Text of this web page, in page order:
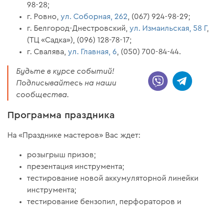
98-28;
г. Ровно,ул. Соборная, 262 , (067) 924-98-29;
г. Белгород-Днестровский,ул. Измаильская, 58 Г,
(ТЦ «Садка»), (096) 128-78-17;
г. Свалява,ул. Главная, 6 , (050) 700-84-44.
Будьте в курсе событий!
Подписывайтесь на наши
сообщества.
Программа праздника
На «Празднике мастеров» Вас ждет:
розыгрыш призов;
презентация инструмента;
тестирование новой аккумуляторной линейки
инструмента;
тестирование бензопил, перфораторов и